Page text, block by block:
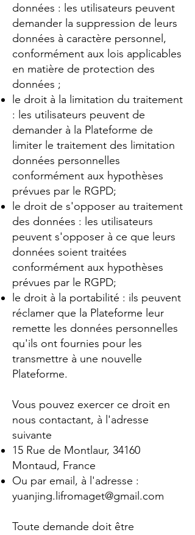
données : les utilisateurs peuvent
demander la suppression de leurs
données à caractère personnel,
conformément aux lois applicables
en matière de protection des
données ;
le droit à la limitation du traitement
: les utilisateurs peuvent de
demander à la Plateforme de
limiter le traitement des limitation
données personnelles
conformément aux hypothèses
prévues par le RGPD;
le droit de s'opposer au traitement
des données : les utilisateurs
peuvent s'opposer à ce que leurs
données soient traitées
conformément aux hypothèses
prévues par le RGPD;
le droit à la portabilité : ils peuvent
réclamer que la Plateforme leur
remette les données personnelles
qu'ils ont fournies pour les
transmettre à une nouvelle
Plateforme.
Vous pouvez exercer ce droit en
nous contactant, à l'adresse
suivante
15 Rue de Montlaur, 34160
Montaud, France
Ou par email, à l'adresse :
yuanjing.lifromaget@gmail.com
Toute demande doit être